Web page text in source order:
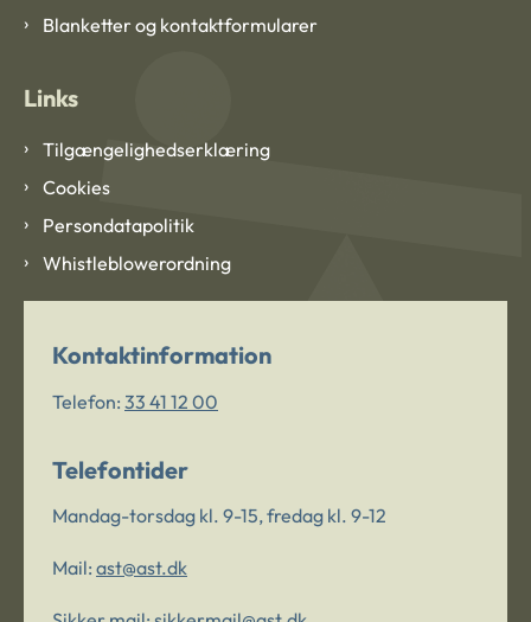
Blanketter og kontaktformularer
Links
Tilgængelighedserklæring
Cookies
Persondatapolitik
Whistleblowerordning
Kontaktinformation
Telefon: 33 41 12 00
Telefontider
Mandag-torsdag kl. 9-15, fredag kl. 9-12
Mail: ast@ast.dk